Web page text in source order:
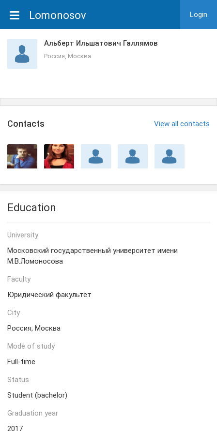
Lomonosov Login
Альберт Ильшатович Галлямов
Россия, Москва
Сontacts View all contacts
Education
University
Московский государственный университет имени
М.В.Ломоносова
Faculty
Юридический факультет
City
Россия, Москва
Mode of study
Full-time
Status
Student (bachelor)
Graduation year
2017